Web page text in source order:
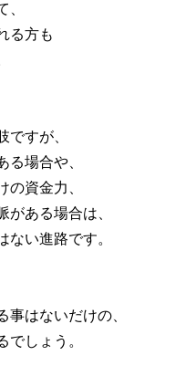
、
る方も
ですが、
る場合や、
の資金力、
がある場合は、
ない進路です。
事はないだけの、
でしょう。